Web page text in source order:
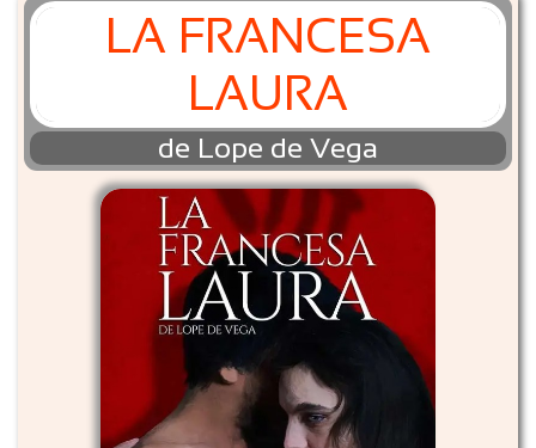
LA FRANCESA
LAURA
de Lope de Vega